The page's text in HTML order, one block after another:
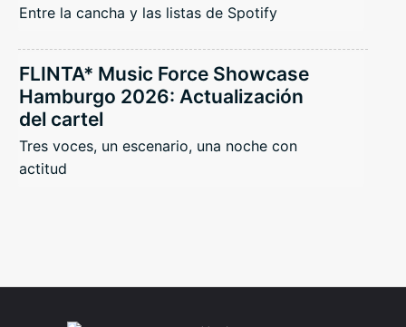
Entre la cancha y las listas de Spotify
FLINTA* Music Force Showcase
Hamburgo 2026: Actualización
del cartel
Tres voces, un escenario, una noche con
actitud